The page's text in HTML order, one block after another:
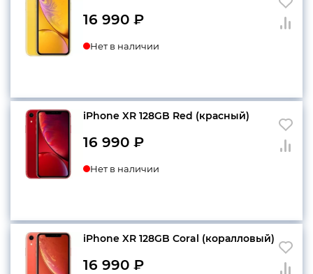
16 990 ₽
Нет в наличии
iPhone XR 128GB Red (красный)
16 990 ₽
Нет в наличии
iPhone XR 128GB Coral (коралловый)
16 990 ₽